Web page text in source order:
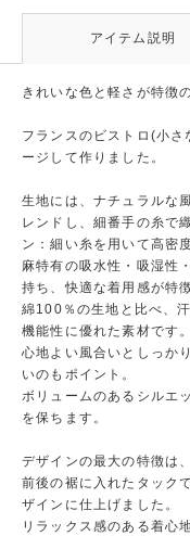
アイテム説明
きれいな色と軽さが特徴
フランスのビストロ(小
ージして作りました。
生地には、ナチュラルな
レンドし、細番手の糸で
ン：細い糸を用いて高密
麻特有の吸水性・吸湿性
持ち、快適な着用感が特徴
綿100％の生地と比べ、
機能性に優れた素材です。
心地よい風合いとしっか
いのもポイント。
ボリュームのあるシルエ
を保ちます。
デザインの最大の特徴は
前後の裾に入れたタック
ザインに仕上げました。
リラックス感のある着心